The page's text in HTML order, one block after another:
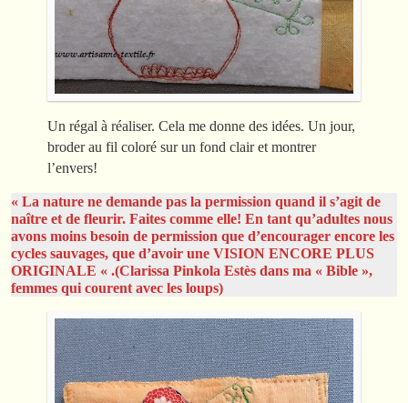
Un régal à réaliser. Cela me donne des idées. Un jour,
broder au fil coloré sur un fond clair et montrer
l’envers!
« La nature ne demande pas la permission quand il s’agit de
naître et de fleurir. Faites comme elle! En tant qu’adultes nous
avons moins besoin de permission que d’encourager encore les
cycles sauvages, que d’avoir une VISION ENCORE PLUS
ORIGINALE « .(Clarissa Pinkola Estès dans ma « Bible »,
femmes qui courent avec les loups)